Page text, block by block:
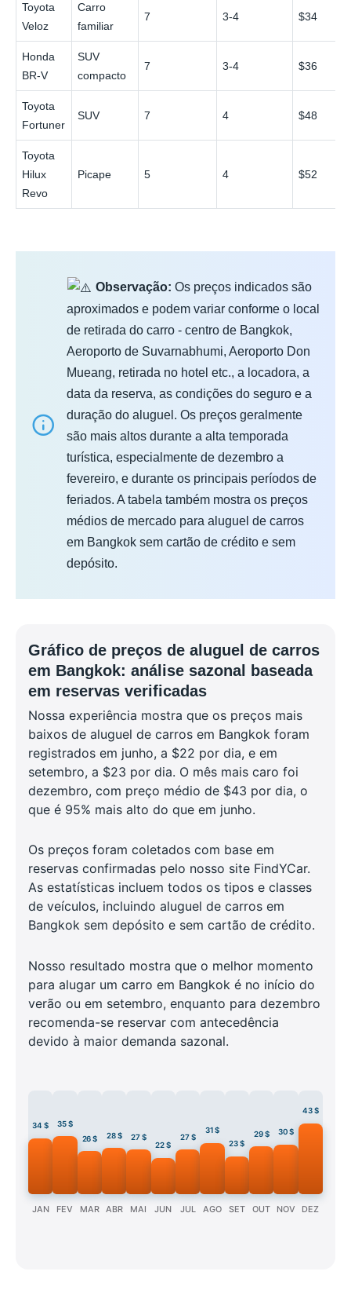
Toyota
Veloz
Carro
familiar
7 3-4 $34
Honda
BR-V
SUV
compacto
7 3-4 $36
Toyota
Fortuner
SUV 7 4 $48
Toyota
Hilux
Revo
Picape 5 4 $52
Observação: Os preços indicados são
aproximados e podem variar conforme o local
de retirada do carro - centro de Bangkok,
Aeroporto de Suvarnabhumi, Aeroporto Don
Mueang, retirada no hotel etc., a locadora, a
data da reserva, as condições do seguro e a
duração do aluguel. Os preços geralmente
são mais altos durante a alta temporada
turística, especialmente de dezembro a
fevereiro, e durante os principais períodos de
feriados. A tabela também mostra os preços
médios de mercado para aluguel de carros
em Bangkok sem cartão de crédito e sem
depósito.
Gráfico de preços de aluguel de carros
em Bangkok: análise sazonal baseada
em reservas verificadas
Nossa experiência mostra que os preços mais
baixos de aluguel de carros em Bangkok foram
registrados em junho, a $22 por dia, e em
setembro, a $23 por dia. O mês mais caro foi
dezembro, com preço médio de $43 por dia, o
que é 95% mais alto do que em junho.
Os preços foram coletados com base em
reservas confirmadas pelo nosso site FindYCar.
As estatísticas incluem todos os tipos e classes
de veículos, incluindo aluguel de carros em
Bangkok sem depósito e sem cartão de crédito.
Nosso resultado mostra que o melhor momento
para alugar um carro em Bangkok é no início do
verão ou em setembro, enquanto para dezembro
recomenda-se reservar com antecedência
devido à maior demanda sazonal.
34 $
JAN
35 $
FEV
26 $
MAR
28 $
ABR
27 $
MAI
22 $
JUN
27 $
JUL
31 $
AGO
23 $
SET
29 $
OUT
30 $
NOV
43 $
DEZ